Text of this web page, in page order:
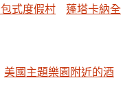
式度假村
蓬塔卡納全
美國主題樂園附近的酒